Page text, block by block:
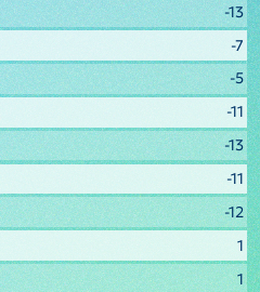
-13
-7
-5
-11
-13
-11
-12
1
1